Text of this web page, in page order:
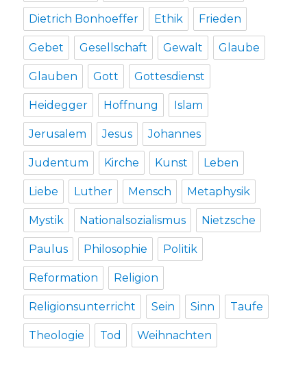
Dietrich Bonhoeffer Ethik Frieden
Gebet Gesellschaft Gewalt Glaube
Glauben Gott Gottesdienst
Heidegger Hoffnung Islam
Jerusalem Jesus Johannes
Judentum Kirche Kunst Leben
Liebe Luther Mensch Metaphysik
Mystik Nationalsozialismus Nietzsche
Paulus Philosophie Politik
Reformation Religion
Religionsunterricht Sein Sinn Taufe
Theologie Tod Weihnachten